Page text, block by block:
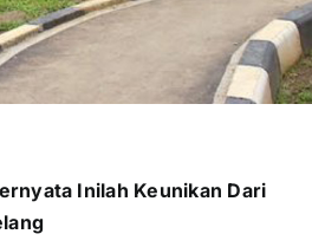
Inilah Keunikan Dari